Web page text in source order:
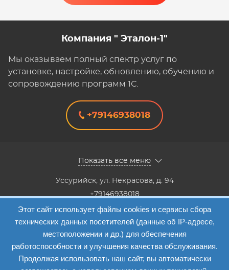
Этот сайт использует файлы cookies и сервисы сбора
технических данных посетителей (данные об IP-адресе,
местоположении и др.) для обеспечения
работоспособности и улучшения качества обслуживания.
Продолжая использовать наш сайт, вы автоматически
Компания " Эталон-1"
Мы оказываем полный спектр услуг по
установке, настройке, обновлению, обучению и
сопровождению программ 1С.
+79146938018
Показать все меню
Уссурийск, ул. Некрасова, д. 94
+79146938018
8(4234) 333-147, 8(4234) 333-818,8(4234) 38-40-20,8(4234)